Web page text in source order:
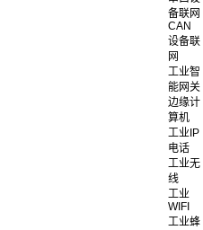
备联网
CAN
设备联
网
工业智
能网关
边缘计
算机
工业IP
电话
工业无
线
工业
WIFI
工业蜂